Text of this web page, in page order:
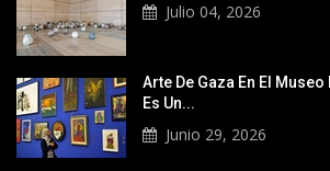
Julio 04, 2026
Arte De Gaza En El
Es Un...
Junio 29, 2026